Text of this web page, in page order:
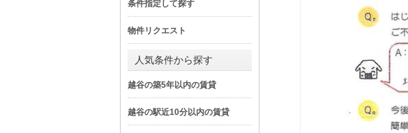
条件指定して探す
物件リクエスト
人気条件から探す
越谷の築5年以内の賃貸
越谷の駅近10分以内の賃貸